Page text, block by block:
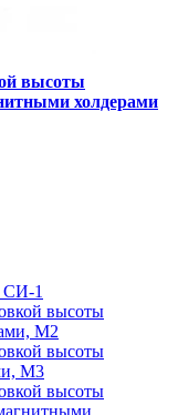
высоты
холдерами
СИ-1
высоты
М2
высоты
М3
высоты